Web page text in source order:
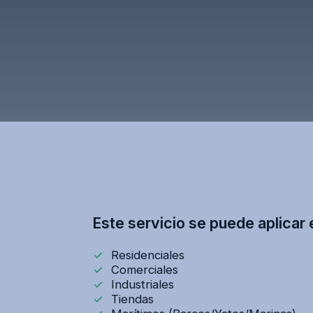
Este servicio se puede aplicar
Residenciales
Comerciales
Industriales
Tiendas